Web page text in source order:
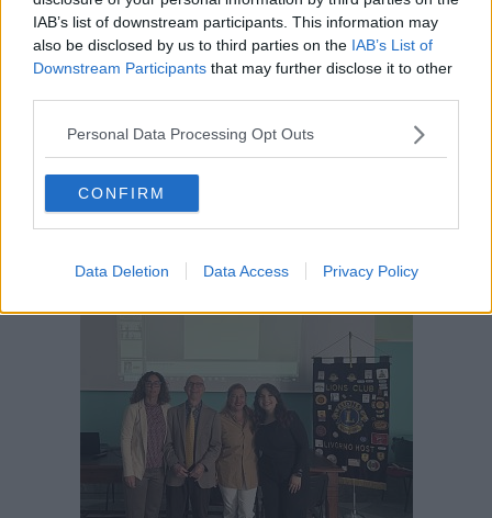
IAB’s list of downstream participants. This information may
also be disclosed by us to third parties on the IAB’s List of
Downstream Participants that may further disclose it to other
Personal Data Processing Opt Outs
CONFIRM
Data Deletion Data Access Privacy Policy